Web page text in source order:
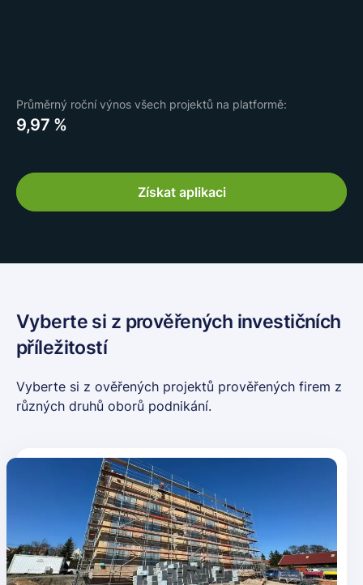
Průměrný roční výnos všech projektů na platformě:
9,97 %
Získat aplikaci
Vyberte si z prověřených investičních
příležitostí
Vyberte si z ověřených projektů prověřených firem z
různých druhů oborů podnikání.